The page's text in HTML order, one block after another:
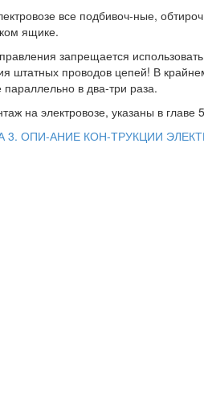
все подбивоч-ные,
ящике.
запрещается
штатных проводов цепей! В
в два-три раза.
на электровозе, указаны в главе
3. ОПИ-АНИЕ КОН-ТРУКЦИИ